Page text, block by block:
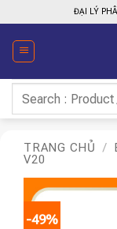
qua
nội
dung
ĐẠI LÝ
kiếm:
TRANG CHỦ /
V20
-49%